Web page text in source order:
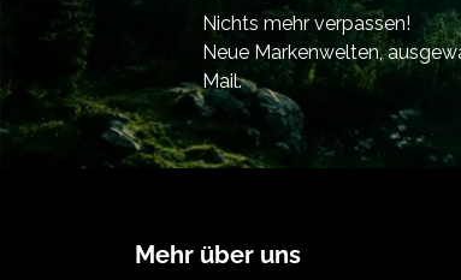
Nichts mehr verpassen!
Neue Markenwelten,
Mail.
Mehr über uns